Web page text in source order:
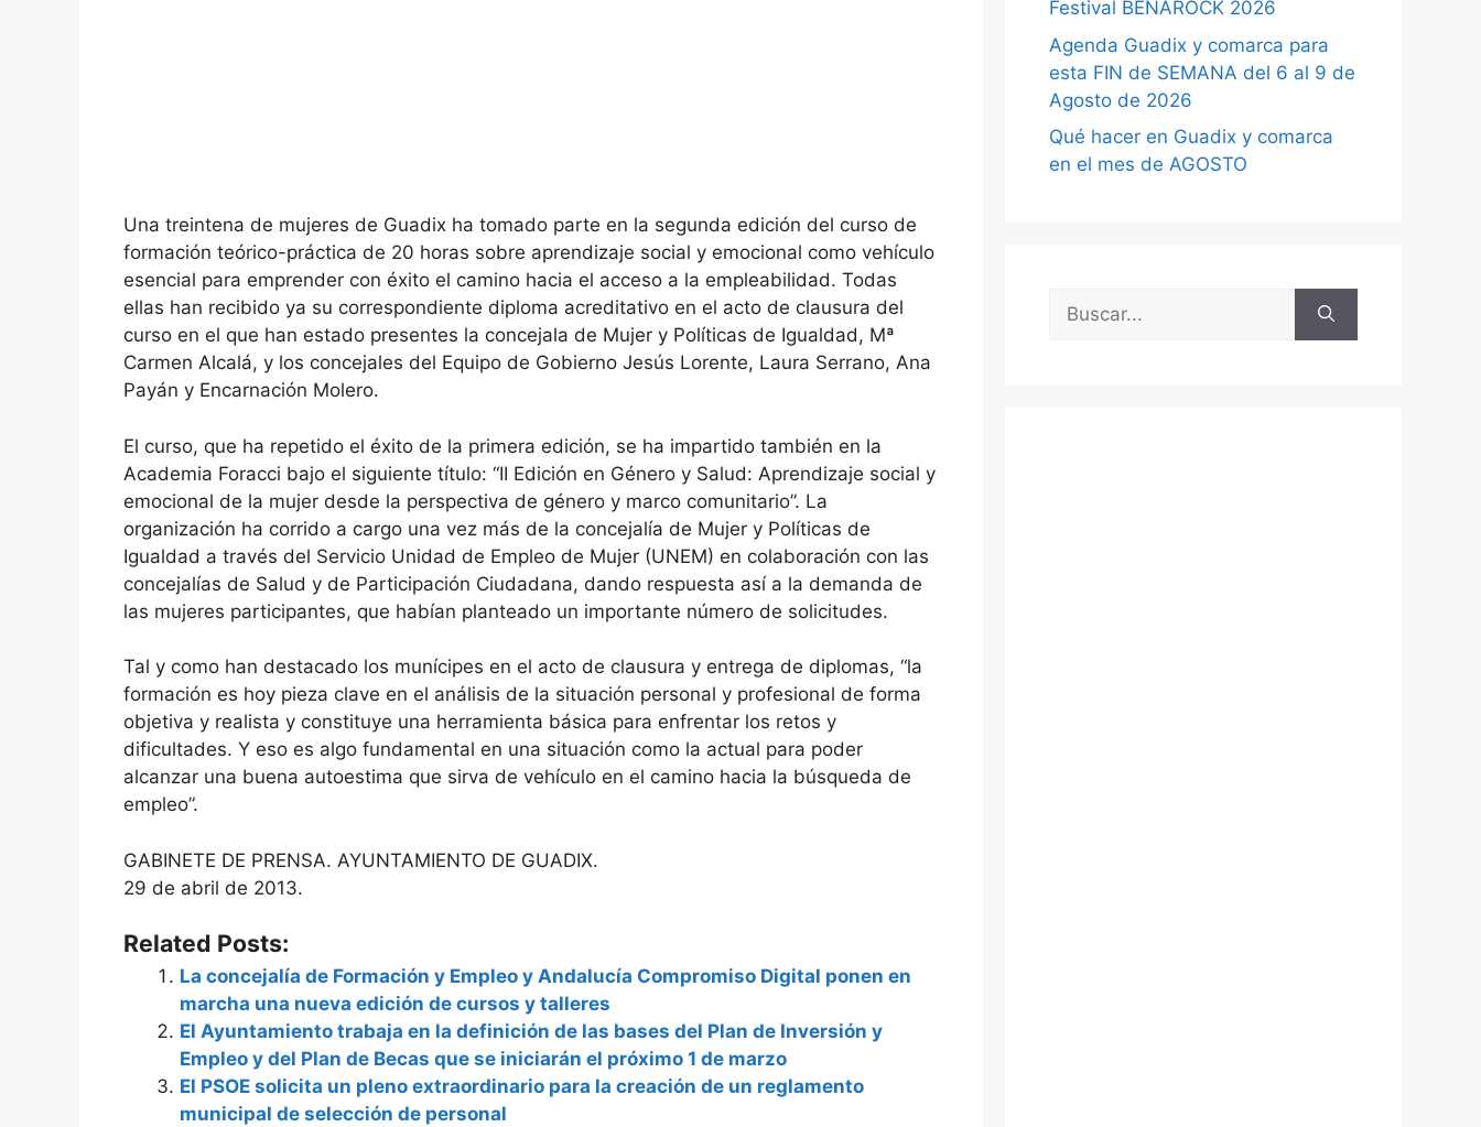
Una treintena de mujeres de Guadix ha tomado parte en la segunda edición del curso de
formación teórico-práctica de 20 horas sobre aprendizaje social y emocional como vehículo
esencial para emprender con éxito el camino hacia el acceso a la empleabilidad. Todas
ellas han recibido ya su correspondiente diploma acreditativo en el acto de clausura del
curso en el que han estado presentes la concejala de Mujer y Políticas de Igualdad, Mª
Carmen Alcalá, y los concejales del Equipo de Gobierno Jesús Lorente, Laura Serrano, Ana
Payán y Encarnación Molero.
El curso, que ha repetido el éxito de la primera edición, se ha impartido también en la
Academia Foracci bajo el siguiente título: “II Edición en Género y Salud: Aprendizaje social y
emocional de la mujer desde la perspectiva de género y marco comunitario”. La
organización ha corrido a cargo una vez más de la concejalía de Mujer y Políticas de
Igualdad a través del Servicio Unidad de Empleo de Mujer (UNEM) en colaboración con las
concejalías de Salud y de Participación Ciudadana, dando respuesta así a la demanda de
las mujeres participantes, que habían planteado un importante número de solicitudes.
Tal y como han destacado los munícipes en el acto de clausura y entrega de diplomas, “la
formación es hoy pieza clave en el análisis de la situación personal y profesional de forma
objetiva y realista y constituye una herramienta básica para enfrentar los retos y
dificultades. Y eso es algo fundamental en una situación como la actual para poder
alcanzar una buena autoestima que sirva de vehículo en el camino hacia la búsqueda de
empleo”.
GABINETE DE PRENSA. AYUNTAMIENTO DE GUADIX.
29 de abril de 2013.
Related Posts:
La concejalía de Formación y Empleo y Andalucía Compromiso Digital ponen en
marcha una nueva edición de cursos y talleres
El Ayuntamiento trabaja en la definición de las bases del Plan de Inversión y
Empleo y del Plan de Becas que se iniciarán el próximo 1 de marzo
El PSOE solicita un pleno extraordinario para la creación de un reglamento
municipal de selección de personal
Festival BENAROCK 2026
Agenda Guadix y comarca para
esta FIN de SEMANA del 6 al 9 de
Agosto de 2026
Qué hacer en Guadix y comarca
en el mes de AGOSTO
Buscar: